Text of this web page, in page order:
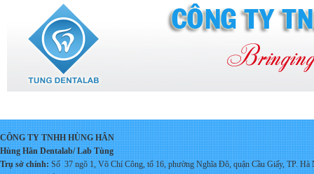
CÔNG TY TNHH HÙNG HÂN
Hùng Hân Dentalab/ Lab Tùng
Trụ sở chính:Số 37 ngõ 1, Võ Chí Công, tổ 16, phường Nghĩa Đô, quận Cầu Giấy, TP. Hà